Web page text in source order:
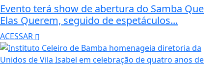
Evento terá show de abertura do Samba Que
Elas Querem, seguido de espetáculos...
ACESSAR